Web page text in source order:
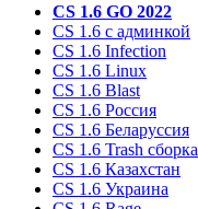
CS 1.6 GO 2022
CS 1.6 с админкой
CS 1.6 Infection
CS 1.6 Linux
CS 1.6 Blast
CS 1.6 Россия
CS 1.6 Беларуссия
CS 1.6 Trash сборка
CS 1.6 Казахстан
CS 1.6 Украина